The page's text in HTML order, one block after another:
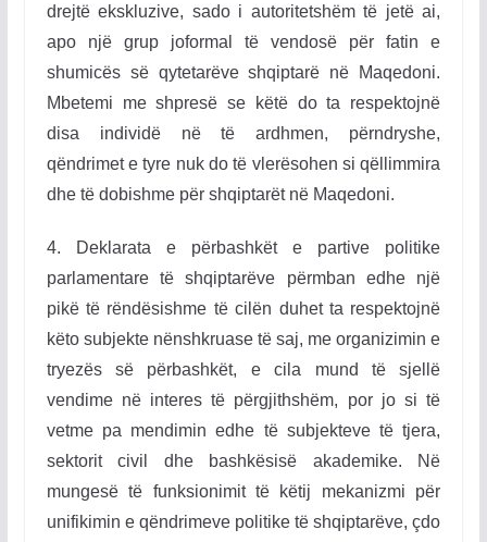
drejtë ekskluzive, sado i autoritetshëm të jetë ai,
apo një grup joformal të vendosë për fatin e
shumicës së qytetarëve shqiptarë në Maqedoni.
Mbetemi me shpresë se këtë do ta respektojnë
disa individë në të ardhmen, përndryshe,
qëndrimet e tyre nuk do të vlerësohen si qëllimmira
dhe të dobishme për shqiptarët në Maqedoni.
4. Deklarata e përbashkët e partive politike
parlamentare të shqiptarëve përmban edhe një
pikë të rëndësishme të cilën duhet ta respektojnë
këto subjekte nënshkruase të saj, me organizimin e
tryezës së përbashkët, e cila mund të sjellë
vendime në interes të përgjithshëm, por jo si të
vetme pa mendimin edhe të subjekteve të tjera,
sektorit civil dhe bashkësisë akademike. Në
mungesë të funksionimit të këtij mekanizmi për
unifikimin e qëndrimeve politike të shqiptarëve, çdo